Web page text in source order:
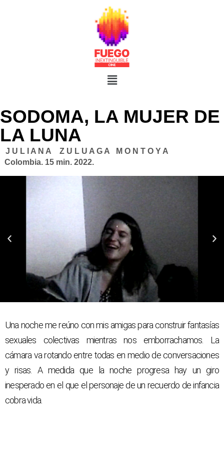
SODOMA, LA MUJER DE
LA LUNA
J U L I A N A Z U L U A G A M O N T O Y A
Colombia. 15 min. 2022.
Una noche me reúno con mis amigas para construir fantasías
sexuales colectivas mientras nos emborrachamos. La
cámara va rotando entre todas en medio de conversaciones
y risas. A medida que la noche progresa hay un giro
inesperado en el que el personaje de un recuerdo de infancia
cobra vida.